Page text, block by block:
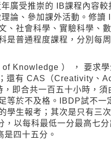
廣受推崇的 IB課程內容較
論、參加課外活動。修讀
、社會科學、實驗科學、
是普通程度課程，分別每周
Knowledge ） ， 要求
還有 CAS（Creativity、
即合共一百五十小時，須
等於不及格。IBDP試不一
學生報考；其次是只有三
以每科最低一分最高七分
四十五分。